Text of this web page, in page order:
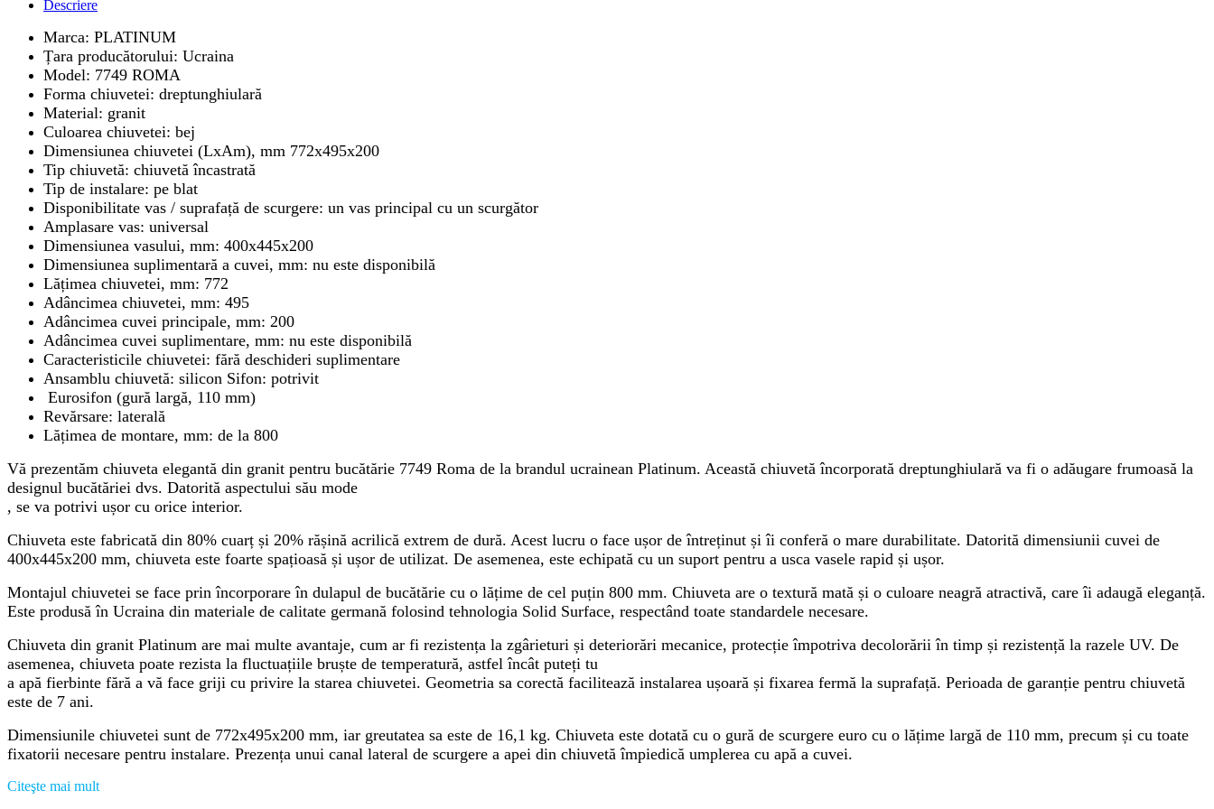
Descriere
Marca: PLATINUM
Țara producătorului: Ucraina
Model: 7749 ROMA
Forma chiuvetei: dreptunghiulară
Material: granit
Culoarea chiuvetei: bej
Dimensiunea chiuvetei (LxAm), mm 772x495x200
Tip chiuvetă: chiuvetă încastrată
Tip de instalare: pe blat
Disponibilitate vas / suprafață de scurgere: un vas principal cu un scurgător
Amplasare vas: universal
Dimensiunea vasului, mm: 400x445x200
Dimensiunea suplimentară a cuvei, mm: nu este disponibilă
Lățimea chiuvetei, mm: 772
Adâncimea chiuvetei, mm: 495
Adâncimea cuvei principale, mm: 200
Adâncimea cuvei suplimentare, mm: nu este disponibilă
Caracteristicile chiuvetei: fără deschideri suplimentare
Ansamblu chiuvetă: silicon Sifon: potrivit
Eurosifon (gură largă, 110 mm)
Revărsare: laterală
Lățimea de montare, mm: de la 800
Vă prezentăm chiuveta elegantă din granit pentru bucătărie 7749 Roma de la brandul ucrainean Platinum. Această chiuvetă încorporată dreptunghiulară va fi o adăugare frumoasă la
designul bucătăriei dvs. Datorită aspectului său mode
, se va potrivi ușor cu orice interior.
Chiuveta este fabricată din 80% cuarț și 20% rășină acrilică extrem de dură. Acest lucru o face ușor de întreținut și îi conferă o mare durabilitate. Datorită dimensiunii cuvei de
400x445x200 mm, chiuveta este foarte spațioasă și ușor de utilizat. De asemenea, este echipată cu un suport pentru a usca vasele rapid și ușor.
Montajul chiuvetei se face prin încorporare în dulapul de bucătărie cu o lățime de cel puțin 800 mm. Chiuveta are o textură mată și o culoare neagră atractivă, care îi adaugă eleganță.
Este produsă în Ucraina din materiale de calitate germană folosind tehnologia Solid Surface, respectând toate standardele necesare.
Chiuveta din granit Platinum are mai multe avantaje, cum ar fi rezistența la zgârieturi și deteriorări mecanice, protecție împotriva decolorării în timp și rezistență la razele UV. De
asemenea, chiuveta poate rezista la fluctuațiile bruște de temperatură, astfel încât puteți tu
a apă fierbinte fără a vă face griji cu privire la starea chiuvetei. Geometria sa corectă facilitează instalarea ușoară și fixarea fermă la suprafață. Perioada de garanție pentru chiuvetă
este de 7 ani.
Dimensiunile chiuvetei sunt de 772x495x200 mm, iar greutatea sa este de 16,1 kg. Chiuveta este dotată cu o gură de scurgere euro cu o lățime largă de 110 mm, precum și cu toate
fixatorii necesare pentru instalare. Prezența unui canal lateral de scurgere a apei din chiuvetă împiedică umplerea cu apă a cuvei.
Citeşte mai mult